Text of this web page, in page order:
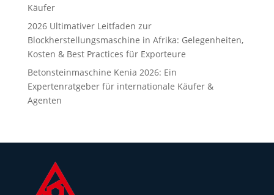
Käufer
2026 Ultimativer Leitfaden zur
Blockherstellungsmaschine in Afrika: Gelegenheiten,
Kosten & Best Practices für Exporteure
Betonsteinmaschine Kenia 2026: Ein
Expertenratgeber für internationale Käufer &
Agenten